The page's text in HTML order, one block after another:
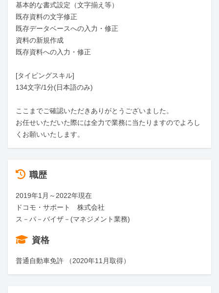
基本的な書式設定（文字揃え等）
既存資料の文字修正
既存データベースへの入力・修正
資料の新規作成
既存資料への入力・修正
[タイピングスキル]
134文字/1分(日本語のみ)
ここまでご確認いただきありがとうございました。
お任せいただいた際には全力で業務に当たりますのでよろし
くお願いいたします。
職歴
2019年1月～2022年現在
ドコモ・サポート　株式会社
ス－パ－バイザ－(マネジメント業務)
資格
普通自動車免許 （2020年11月取得）